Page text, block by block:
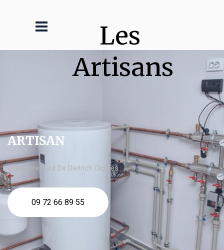
Les
Artisans
ARTISAN
chaudière fioul De Dietrich Oignies
09 72 66 89 55